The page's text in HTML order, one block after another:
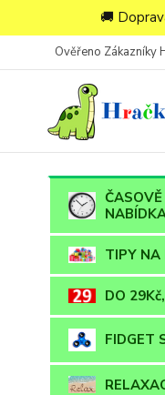
🚚
Ověřeno Zákazníky
TIPY NA
DO
FIDGET